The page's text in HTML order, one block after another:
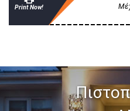
Print Now!